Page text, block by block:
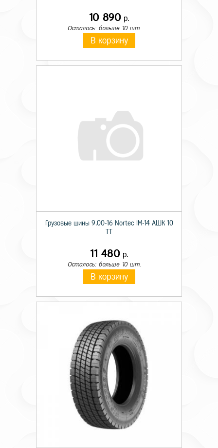
10 890р.
Осталось: больше 10 шт.
В корзину
Грузовые шины 9.00-16 Nortec IM-14 АШК 10
11 480р.
Осталось: больше 10 шт.
В корзину